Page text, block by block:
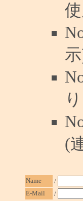
示
(
Name
/
E-Mail
/